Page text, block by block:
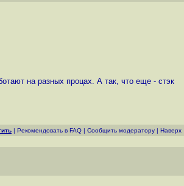
на разных процах. А так, что еще - стэк
| Рекомендовать в FAQ | Cообщить модератору | Наверх